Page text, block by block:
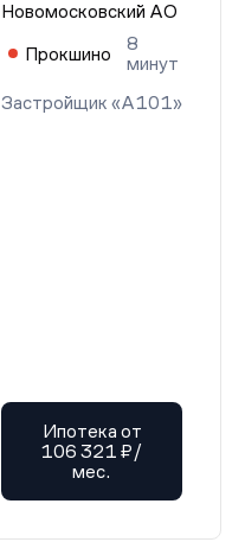
Новомосковский АО
Прокшино
8
минут
Застройщик «А101»
Ипотека от
106 321 ₽/
мес.